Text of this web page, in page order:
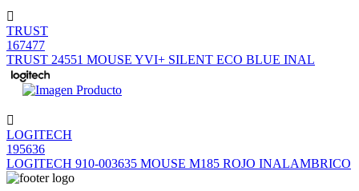
TRUST
167477
TRUST 24551 MOUSE YVI+ SILENT ECO BLUE INAL
LOGITECH
195636
LOGITECH 910-003635 MOUSE M185 ROJO INALAMBRICO